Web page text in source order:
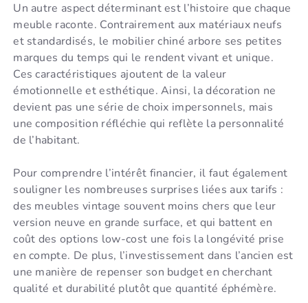
Un autre aspect déterminant est l’histoire que chaque
meuble raconte. Contrairement aux matériaux neufs
et standardisés, le mobilier chiné arbore ses petites
marques du temps qui le rendent vivant et unique.
Ces caractéristiques ajoutent de la valeur
émotionnelle et esthétique. Ainsi, la décoration ne
devient pas une série de choix impersonnels, mais
une composition réfléchie qui reflète la personnalité
de l’habitant.
Pour comprendre l’intérêt financier, il faut également
souligner les nombreuses surprises liées aux tarifs :
des meubles vintage souvent moins chers que leur
version neuve en grande surface, et qui battent en
coût des options low-cost une fois la longévité prise
en compte. De plus, l’investissement dans l’ancien est
une manière de repenser son budget en cherchant
qualité et durabilité plutôt que quantité éphémère.